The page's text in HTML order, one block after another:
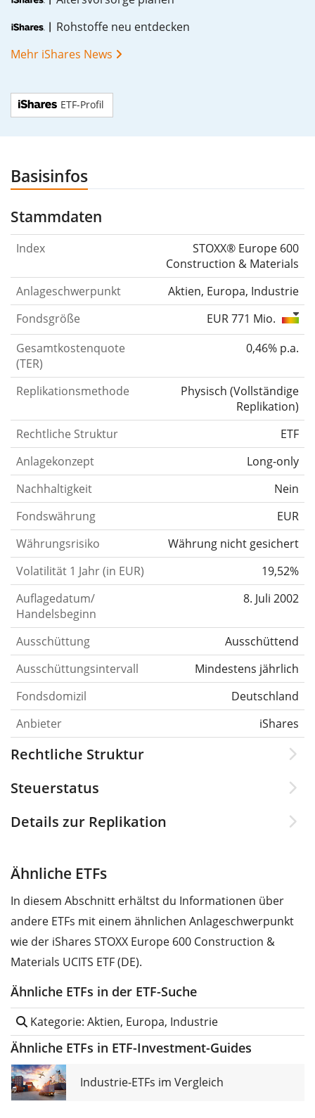
Rohstoffe neu entdecken
Mehr iShares News
ETF-Profil
Basisinfos
Stammdaten
Index
STOXX® Europe 600
Construction & Materials
Anlageschwerpunkt
Aktien, Europa, Industrie
Fondsgröße
EUR 771 Mio.
Gesamtkostenquote
(TER)
0,46% p.a.
Replikationsmethode Physisch (Vollständige
Replikation)
Rechtliche Struktur
ETF
Anlagekonzept
Long-only
Nachhaltigkeit
Nein
Fondswährung
EUR
Währungsrisiko
Währung nicht gesichert
Volatilität 1 Jahr (in EUR)
19,52%
Auflagedatum/
Handelsbeginn
8. Juli 2002
Ausschüttung
Ausschüttend
Ausschüttungsintervall
Mindestens jährlich
Fondsdomizil
Deutschland
Anbieter
iShares
Rechtliche Struktur
Steuerstatus
Details zur Replikation
Ähnliche ETFs
In diesem Abschnitt erhältst du Informationen über
andere ETFs mit einem ähnlichen Anlageschwerpunkt
wie der iShares STOXX Europe 600 Construction &
Materials UCITS ETF (DE).
Ähnliche ETFs in der ETF-Suche
Kategorie: Aktien, Europa, Industrie
Ähnliche ETFs in ETF-Investment-Guides
Industrie-ETFs im Vergleich